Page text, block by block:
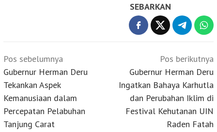
SEBARKAN
Navigasi
pos
Pos sebelumnya
Gubernur Herman Deru
Tekankan Aspek
Kemanusiaan dalam
Percepatan Pelabuhan
Tanjung Carat
Pos berikutnya
Gubernur Herman Deru
Ingatkan Bahaya Karhutla
dan Perubahan Iklim di
Festival Kehutanan UIN
Raden Fatah